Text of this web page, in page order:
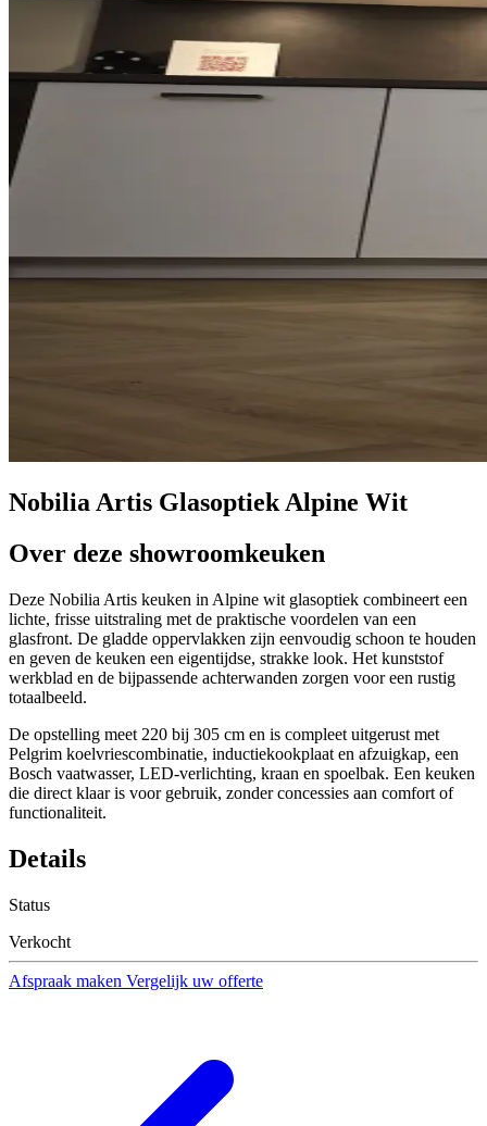
Nobilia Artis Glasoptiek Alpine Wit
Over deze showroomkeuken
Deze Nobilia Artis keuken in Alpine wit glasoptiek combineert een
lichte, frisse uitstraling met de praktische voordelen van een
glasfront. De gladde oppervlakken zijn eenvoudig schoon te houden
en geven de keuken een eigentijdse, strakke look. Het kunststof
werkblad en de bijpassende achterwanden zorgen voor een rustig
totaalbeeld.
De opstelling meet 220 bij 305 cm en is compleet uitgerust met
Pelgrim koelvriescombinatie, inductiekookplaat en afzuigkap, een
Bosch vaatwasser, LED-verlichting, kraan en spoelbak. Een keuken
die direct klaar is voor gebruik, zonder concessies aan comfort of
functionaliteit.
Details
Status
Verkocht
Afspraak maken Vergelijk uw offerte